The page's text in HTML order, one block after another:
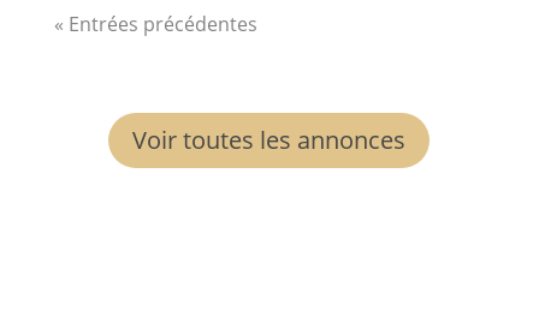
« Entrées précédentes
Voir toutes les annonces